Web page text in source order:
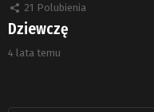
21 Polubienia
Dziewczę
4 lata temu